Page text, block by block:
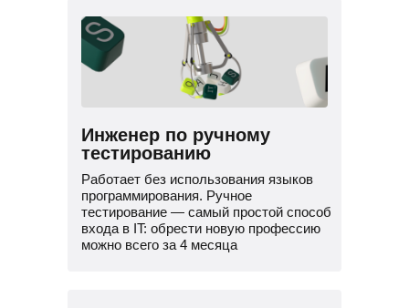
Инженер по ручному
тестированию
Работает без использования языков
программирования. Ручное
тестирование — самый простой способ
входа в IT: обрести новую профессию
можно всего за 4 месяца